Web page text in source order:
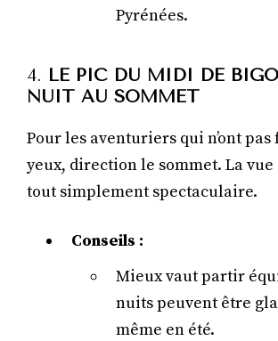
Pyrénées.
4. LE PIC DU MIDI DE
NUIT AU SOMMET
Pour les aventuriers qui n’ont
yeux, direction le sommet. La vue
tout simplement spectaculaire.
Conseils :
Mieux vaut partir
nuits peuvent être
même en été.